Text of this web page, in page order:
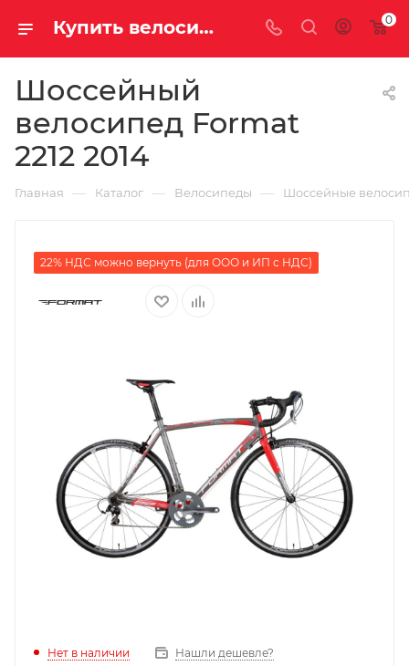
Купить велосипед для шоссе Format 2212 2014 на за 38000.00000000 рублей в Саратове и Энгельсе 0
Шоссейный
велосипед Format
2212 2014
Главная — Каталог — Велосипеды — Шоссейные
22% НДС можно вернуть (для ООО и ИП с НДС)
Нет в наличии Нашли дешевле?